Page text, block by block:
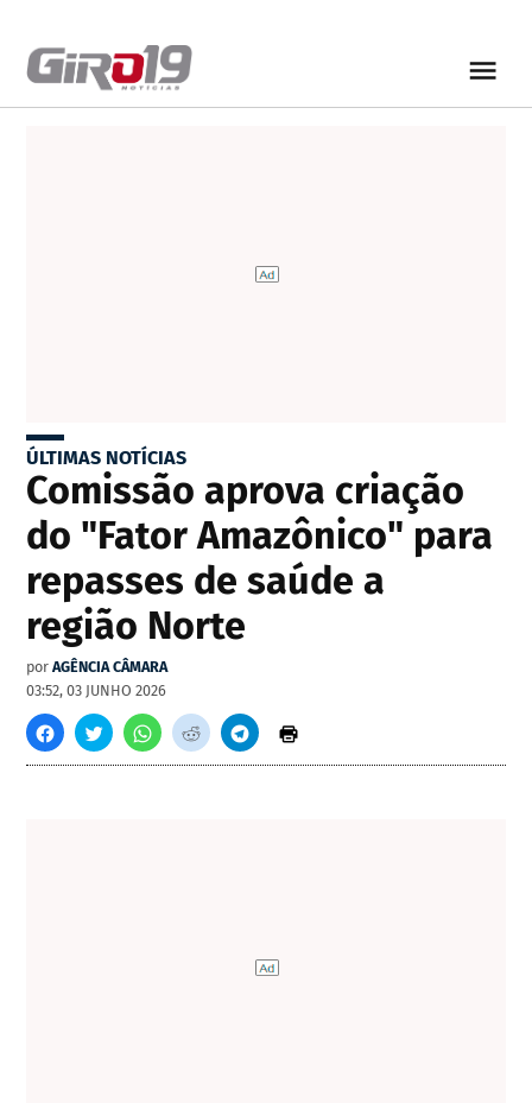
ÚLTIMAS NOTÍCIAS
Comissão aprova criação
do "Fator Amazônico" para
repasses de saúde a
região Norte
por AGÊNCIA CÂMARA
03:52, 03 JUNHO 2026